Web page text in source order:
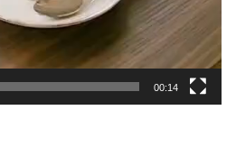
00:14